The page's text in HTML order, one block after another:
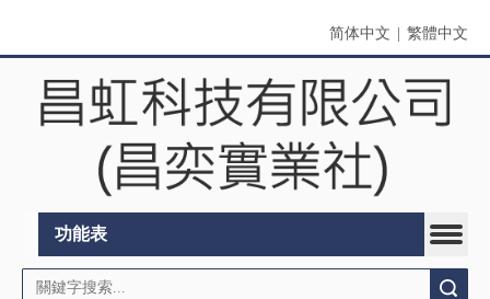
简体中文 繁體中文
功能表